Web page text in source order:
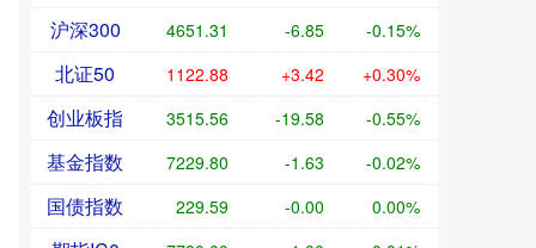
沪深300 4651.31 -6.85 -0.15%
北证50 1122.88 +3.42 +0.30%
创业板指 3515.56 -19.58 -0.55%
基金指数 7229.80 -1.63 -0.02%
国债指数 229.59 -0.00 0.00%